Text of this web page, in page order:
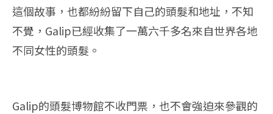
這個故事，也都紛紛留下自己的頭髮和地址，不知
不覺，Galip已經收集了一萬六千多名來自世界各地
不同女性的頭髮。
Galip的頭髮博物館不收門票，也不會強迫來參觀的